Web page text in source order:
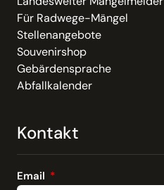
Für Radwege-Mängel
Stellenangebote
Souvenirshop
Gebärdensprache
Abfallkalender
Kontakt
Email